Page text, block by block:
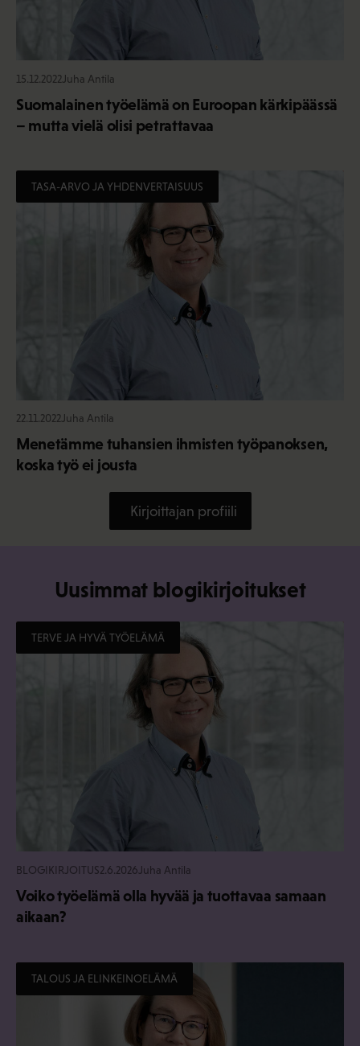
15.12.2022 Juha Antila
Suomalainen työelämä on Euroopan kärkipäässä
– mutta vielä olisi petrattavaa
TASA-ARVO JA YHDENVERTAISUUS
22.11.2022Juha Antila
Menetämme tuhansien ihmisten työpanoksen,
koska työ ei jousta
Kirjoittajan profiili
Uusimmat blogikirjoitukset
TERVE JA HYVÄ TYÖELÄMÄ
BLOGIKIRJOITUS2.6.2026 Juha Antila
Voiko työelämä olla hyvää ja tuottavaa samaan
aikaan?
TALOUS JA ELINKEINOELÄMÄ